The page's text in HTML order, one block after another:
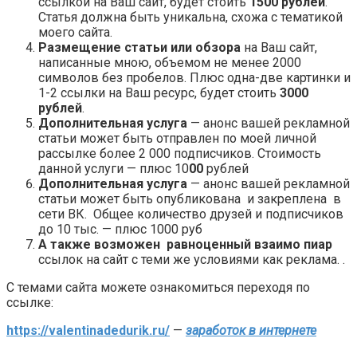
Статья должна быть уникальна, схожа с тематикой
моего сайта.
Размещение статьи или обзора на Ваш сайт,
написанные мною, объемом не менее 2000
символов без пробелов. Плюс одна-две картинки и
1-2 ссылки на Ваш ресурс, будет стоить 3000
рублей.
Дополнительная услуга — анонс вашей рекламной
статьи может быть отправлен по моей личной
рассылке более 2 000 подписчиков. Стоимость
данной услуги — плюс 1000 рублей
Дополнительная услуга — анонс вашей рекламной
статьи может быть опубликована и закреплена в
сети ВК. Общее количество друзей и подписчиков
до 10 тыс. — плюс 1000 руб
А также возможен равноценный взаимо пиар
ссылок на сайт с теми же условиями как реклама. .
С темами сайта можете ознакомиться переходя по
ссылке:
https://valentinadedurik.ru/ — заработок в интернете